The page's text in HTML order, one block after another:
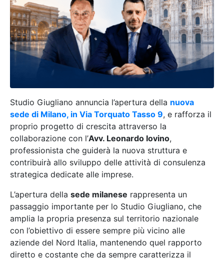
Studio Giugliano annuncia l’apertura della nuova
sede di Milano, in Via Torquato Tasso 9, e rafforza il
proprio progetto di crescita attraverso la
collaborazione con l’Avv. Leonardo Iovino,
professionista che guiderà la nuova struttura e
contribuirà allo sviluppo delle attività di consulenza
strategica dedicate alle imprese.
L’apertura della sede milanese rappresenta un
passaggio importante per lo Studio Giugliano, che
amplia la propria presenza sul territorio nazionale
con l’obiettivo di essere sempre più vicino alle
aziende del Nord Italia, mantenendo quel rapporto
diretto e costante che da sempre caratterizza il